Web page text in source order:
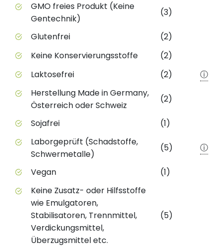
GMO freies Produkt (Keine
Gentechnik)
(3)
Glutenfrei
(2)
Keine Konservierungsstoffe
(2)
Laktosefrei
(2)
ⓘ
Herstellung Made in Germany,
Österreich oder Schweiz
(2)
Sojafrei
(1)
Laborgeprüft (Schadstoffe,
Schwermetalle)
(5) ⓘ
Vegan
(1)
Keine Zusatz- oder Hilfsstoffe
wie Emulgatoren,
Stabilisatoren, Trennmittel,
Verdickungsmittel,
Überzugsmittel etc.
(5)